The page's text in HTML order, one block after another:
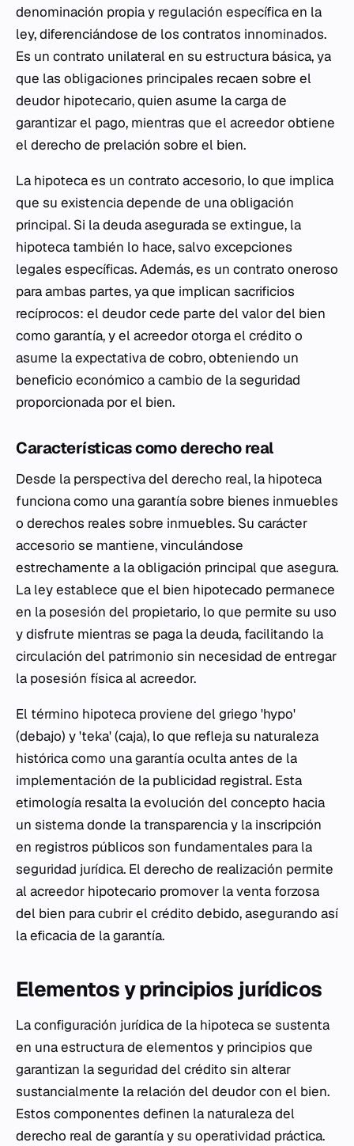
denominación propia y regulación específica en la
ley, diferenciándose de los contratos innominados.
Es un contrato unilateral en su estructura básica, ya
que las obligaciones principales recaen sobre el
deudor hipotecario, quien asume la carga de
garantizar el pago, mientras que el acreedor obtiene
el derecho de prelación sobre el bien.
La hipoteca es un contrato accesorio, lo que implica
que su existencia depende de una obligación
principal. Si la deuda asegurada se extingue, la
hipoteca también lo hace, salvo excepciones
legales específicas. Además, es un contrato oneroso
para ambas partes, ya que implican sacrificios
recíprocos: el deudor cede parte del valor del bien
como garantía, y el acreedor otorga el crédito o
asume la expectativa de cobro, obteniendo un
beneficio económico a cambio de la seguridad
proporcionada por el bien.
Características como derecho real
Desde la perspectiva del derecho real, la hipoteca
funciona como una garantía sobre bienes inmuebles
o derechos reales sobre inmuebles. Su carácter
accesorio se mantiene, vinculándose
estrechamente a la obligación principal que asegura.
La ley establece que el bien hipotecado permanece
en la posesión del propietario, lo que permite su uso
y disfrute mientras se paga la deuda, facilitando la
circulación del patrimonio sin necesidad de entregar
la posesión física al acreedor.
El término hipoteca proviene del griego 'hypo'
(debajo) y 'teka' (caja), lo que refleja su naturaleza
histórica como una garantía oculta antes de la
implementación de la publicidad registral. Esta
etimología resalta la evolución del concepto hacia
un sistema donde la transparencia y la inscripción
en registros públicos son fundamentales para la
seguridad jurídica. El derecho de realización permite
al acreedor hipotecario promover la venta forzosa
del bien para cubrir el crédito debido, asegurando así
la eficacia de la garantía.
Elementos y principios jurídicos
La configuración jurídica de la hipoteca se sustenta
en una estructura de elementos y principios que
garantizan la seguridad del crédito sin alterar
sustancialmente la relación del deudor con el bien.
Estos componentes definen la naturaleza del
derecho real de garantía y su operatividad práctica.